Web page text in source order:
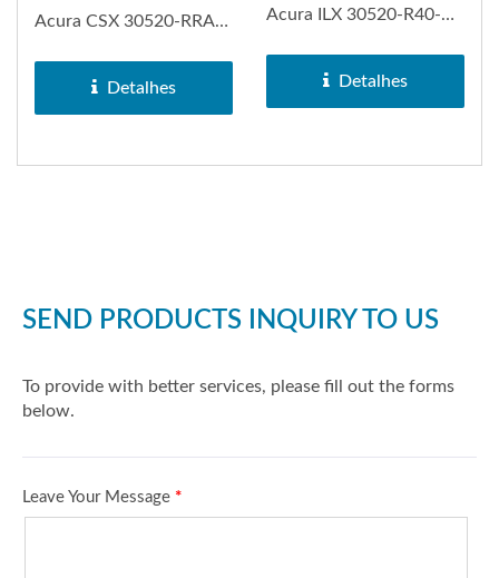
Acura CSX 30520-RRA-
ignição...
Detalhes
Acura ILX 30520-R40-
Detalhes